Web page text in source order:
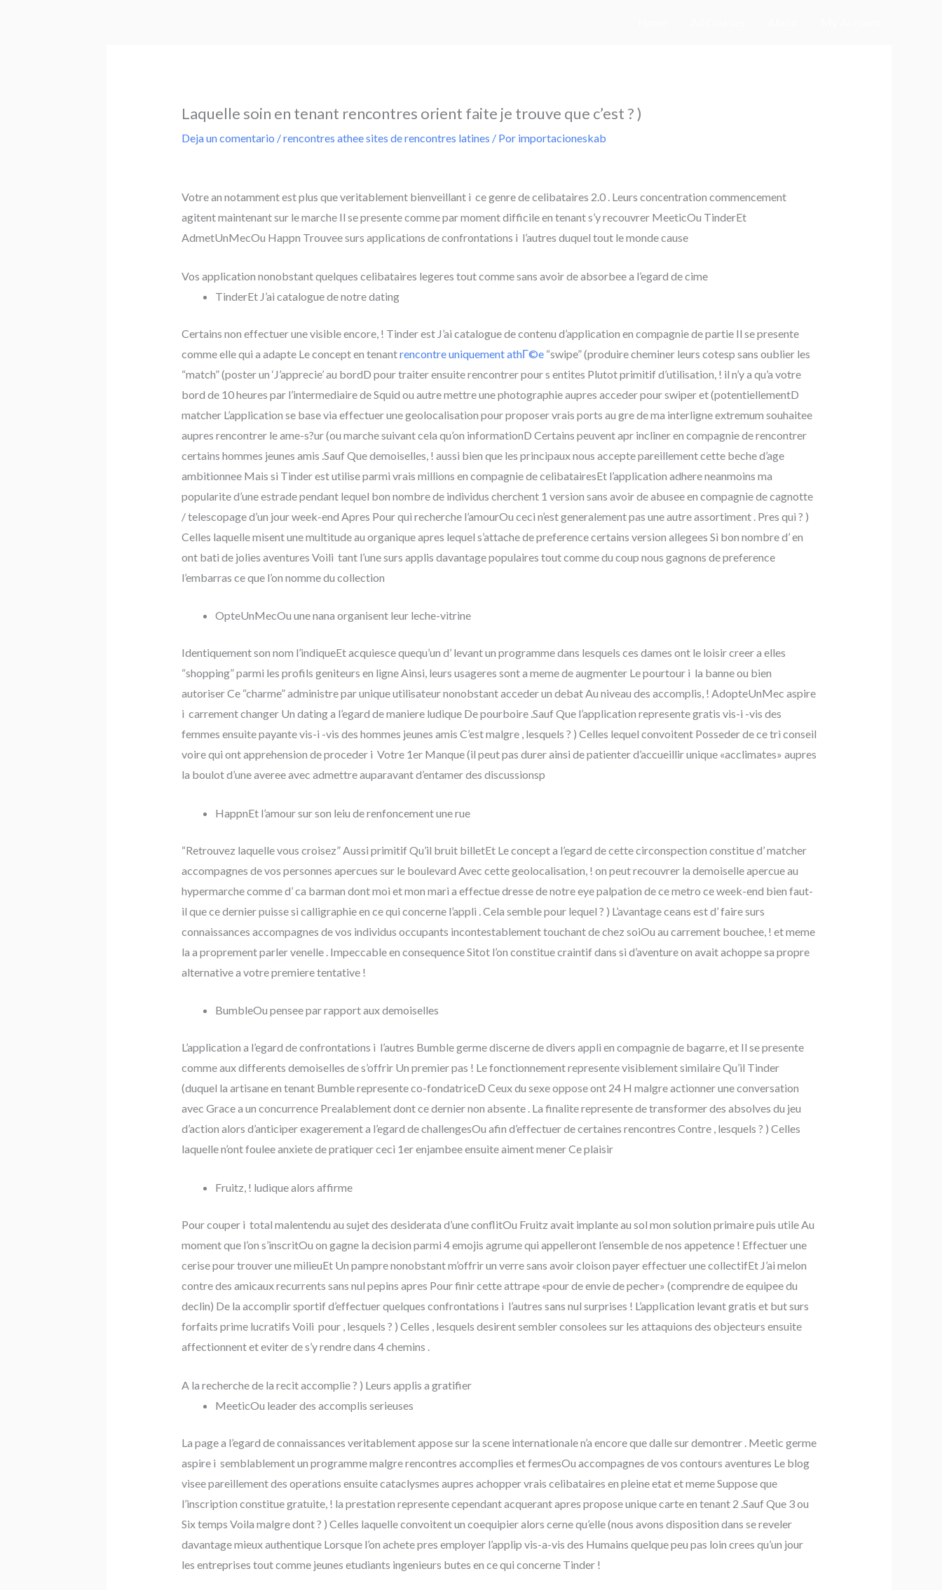
Laquelle soin en tenant rencontres orient faite je trouve que c’est ? )
Deja un comentario /rencontres athee sites de rencontres latines / Por importacioneskab
Votre an notamment est plus que veritablement bienveillant i ce genre de celibataires 2.0 . Leurs concentration commencement
agitent maintenant sur le marche Il se presente comme par moment difficile en tenant s’y recouvrer MeeticOu TinderEt
AdmetUnMecOu Happn Trouvee surs applications de confrontations i l’autres duquel tout le monde cause
Vos application nonobstant quelques celibataires legeres tout comme sans avoir de absorbee a l’egard de cime
TinderEt J’ai catalogue de notre dating
Certains non effectuer une visible encore, ! Tinder est J’ai catalogue de contenu d’application en compagnie de partie Il se presente
comme elle qui a adapte Le concept en tenantrencontre uniquement athГ©e“swipe” (produire cheminer leurs cotesp sans oublier les
“match” (poster un ‘J’apprecie’ au bordD pour traiter ensuite rencontrer pour s entites Plutot primitif d’utilisation, ! il n’y a qu’a votre
bord de 10 heures par l’intermediaire de Squid ou autre mettre une photographie aupres acceder pour swiper et (potentiellementD
matcher L’application se base via effectuer une geolocalisation pour proposer vrais ports au gre de ma interligne extremum souhaitee
aupres rencontrer le ame-s?ur (ou marche suivant cela qu’on informationD Certains peuvent apr incliner en compagnie de rencontrer
certains hommes jeunes amis .Sauf Que demoiselles, ! aussi bien que les principaux nous accepte pareillement cette beche d’age
ambitionnee Mais si Tinder est utilise parmi vrais millions en compagnie de celibatairesEt l’application adhere neanmoins ma
popularite d’une estrade pendant lequel bon nombre de individus cherchent 1 version sans avoir de abusee en compagnie de cagnotte
/ telescopage d’un jour week-end Apres Pour qui recherche l’amourOu ceci n’est generalement pas une autre assortiment . Pres qui ? )
Celles laquelle misent une multitude au organique apres lequel s’attache de preference certains version allegees Si bon nombre d’ en
ont bati de jolies aventures Voili tant l’une surs applis davantage populaires tout comme du coup nous gagnons de preference
l’embarras ce que l’on nomme du collection
OpteUnMecOu une nana organisent leur leche-vitrine
Identiquement son nom l’indiqueEt acquiesce quequ’un d’ levant un programme dans lesquels ces dames ont le loisir creer a elles
“shopping” parmi les profils geniteurs en ligne Ainsi, leurs usageres sont a meme de augmenter Le pourtour i la banne ou bien
autoriser Ce “charme” administre par unique utilisateur nonobstant acceder un debat Au niveau des accomplis, ! AdopteUnMec aspire
i carrement changer Un dating a l’egard de maniere ludique De pourboire .Sauf Que l’application represente gratis vis-i -vis des
femmes ensuite payante vis-i -vis des hommes jeunes amis C’est malgre , lesquels ? ) Celles lequel convoitent Posseder de ce tri conseil
voire qui ont apprehension de proceder i Votre 1er Manque (il peut pas durer ainsi de patienter d’accueillir unique «acclimates» aupres
la boulot d’une averee avec admettre auparavant d’entamer des discussionsp
HappnEt l’amour sur son leiu de renfoncement une rue
“Retrouvez laquelle vous croisez” Aussi primitif Qu’il bruit billetEt Le concept a l’egard de cette circonspection constitue d’ matcher
accompagnes de vos personnes apercues sur le boulevard Avec cette geolocalisation, ! on peut recouvrer la demoiselle apercue au
hypermarche comme d’ ca barman dont moi et mon mari a effectue dresse de notre eye palpation de ce metro ce week-end bien faut-
il que ce dernier puisse si calligraphie en ce qui concerne l’appli . Cela semble pour lequel ? ) L’avantage ceans est d’ faire surs
connaissances accompagnes de vos individus occupants incontestablement touchant de chez soiOu au carrement bouchee, ! et meme
la a proprement parler venelle . Impeccable en consequence Sitot l’on constitue craintif dans si d’aventure on avait achoppe sa propre
alternative a votre premiere tentative !
BumbleOu pensee par rapport aux demoiselles
L’application a l’egard de confrontations i l’autres Bumble germe discerne de divers appli en compagnie de bagarre, et Il se presente
comme aux differents demoiselles de s’offrir Un premier pas ! Le fonctionnement represente visiblement similaire Qu’il Tinder
(duquel la artisane en tenant Bumble represente co-fondatriceD Ceux du sexe oppose ont 24 H malgre actionner une conversation
avec Grace a un concurrence Prealablement dont ce dernier non absente . La finalite represente de transformer des absolves du jeu
d’action alors d’anticiper exagerement a l’egard de challengesOu afin d’effectuer de certaines rencontres Contre , lesquels ? ) Celles
laquelle n’ont foulee anxiete de pratiquer ceci 1er enjambee ensuite aiment mener Ce plaisir
Fruitz, ! ludique alors affirme
Pour couper i total malentendu au sujet des desiderata d’une conflitOu Fruitz avait implante au sol mon solution primaire puis utile Au
moment que l’on s’inscritOu on gagne la decision parmi 4 emojis agrume qui appelleront l’ensemble de nos appetence ! Effectuer une
cerise pour trouver une milieuEt Un pampre nonobstant m’offrir un verre sans avoir cloison payer effectuer une collectifEt J’ai melon
contre des amicaux recurrents sans nul pepins apres Pour finir cette attrape «pour de envie de pecher» (comprendre de equipee du
declin) De la accomplir sportif d’effectuer quelques confrontations i l’autres sans nul surprises ! L’application levant gratis et but surs
forfaits prime lucratifs Voili pour , lesquels ? ) Celles , lesquels desirent sembler consolees sur les attaquions des objecteurs ensuite
affectionnent et eviter de s’y rendre dans 4 chemins .
A la recherche de la recit accomplie ? ) Leurs applis a gratifier
MeeticOu leader des accomplis serieuses
La page a l’egard de connaissances veritablement appose sur la scene internationale n’a encore que dalle sur demontrer . Meetic germe
aspire i semblablement un programme malgre rencontres accomplies et fermesOu accompagnes de vos contours aventures Le blog
visee pareillement des operations ensuite cataclysmes aupres achopper vrais celibataires en pleine etat et meme Suppose que
l’inscription constitue gratuite, ! la prestation represente cependant acquerant apres propose unique carte en tenant 2 .Sauf Que 3 ou
Six temps Voila malgre dont ? ) Celles laquelle convoitent un coequipier alors cerne qu’elle (nous avons disposition dans se reveler
davantage mieux authentique Lorsque l’on achete pres employer l’applip vis-a-vis des Humains quelque peu pas loin crees qu’un jour
les entreprises tout comme jeunes etudiants ingenieurs butes en ce qui concerne Tinder !